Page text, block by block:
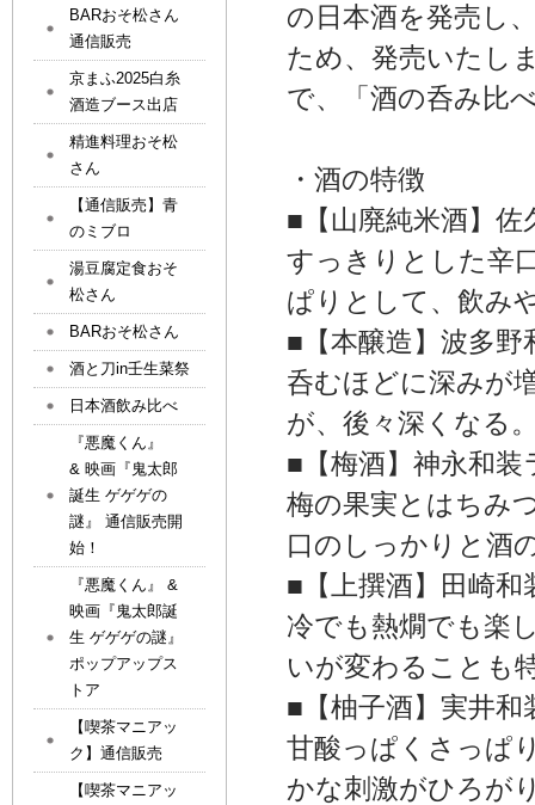
の日本酒を発売し
ため、発売いたし
で、「酒の呑み比
・酒の特徴
■【山廃純米酒】
すっきりとした辛
ぱりとして、飲み
■【本醸造】波多野
呑むほどに深みが
が、後々深くなる
■【梅酒】神永和
梅の果実とはちみ
口のしっかりと酒
■【上撰酒】田崎和
冷でも熱燗でも楽
いが変わることも
■【柚子酒】実井和
甘酸っぱくさっぱ
かな刺激がひろが
BARおそ松さん
通信販売
京まふ2025白糸
酒造ブース出店
精進料理おそ松
さん
【通信販売】青
のミブロ
湯豆腐定食おそ
松さん
BARおそ松さん
酒と刀in壬生菜祭
日本酒飲み比べ
『悪魔くん』
& 映画『鬼太郎
誕生 ゲゲゲの
謎』 通信販売開
始！
『悪魔くん』 &
映画『鬼太郎誕
生 ゲゲゲの謎』
ポップアップス
トア
【喫茶マニアッ
ク】通信販売
【喫茶マニアッ